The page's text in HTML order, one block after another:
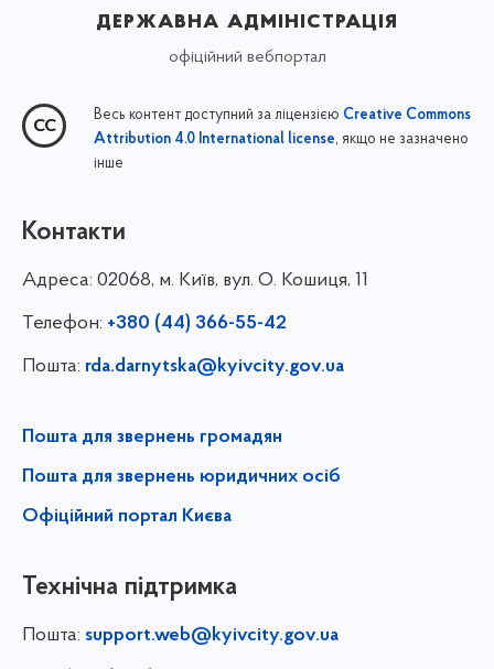
державна адміністрація
офіційний вебпортал
Весь контент доступний за ліцензією Creative Commons
Attribution 4.0 International license, якщо не зазначено
інше
Контакти
Адреса: 02068, м. Київ, вул. О. Кошиця, 11
Телефон: +380 (44) 366-55-42
Пошта: rda.darnytska@kyivcity.gov.ua
Пошта для звернень громадян
Пошта для звернень юридичних осіб
Офіційний портал Києва
Технічна підтримка
Пошта: support.web@kyivcity.gov.ua